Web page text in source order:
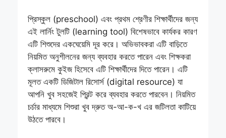
প্রিস্কুল (preschool) এবং প্রথম শ্রেণীর শিক্ষার্থীদের জন্য
এই লার্নিং টুলটি (learning tool) বিশেষভাবে কার্যকর কারণ
এটি শিশুদের একঘেয়েমি দূর করে। অভিভাবকরা এটি বাড়িতে
নিয়মিত অনুশীলনের জন্য ব্যবহার করতে পারেন এবং শিক্ষকরা
ক্লাসরুমে কুইজ হিসেবে এটি শিক্ষার্থীদের দিতে পারেন। এটি
মূলত একটি ডিজিটাল রিসোর্স (digital resource) যা
আপনি খুব সহজেই প্রিন্ট করে ব্যবহার করতে পারবেন। নিয়মিত
চর্চার মাধ্যমে শিশুরা খুব দ্রুত অ-আ-ক-খ এর জটিলতা কাটিয়ে
উঠতে পারবে।